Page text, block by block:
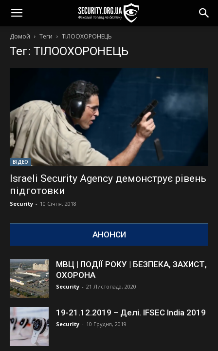
Домой Теги ТІЛООХОРОНЕЦЬ
Тег: ТІЛООХОРОНЕЦЬ
ВІДЕО
Israeli Security Agency демонструє рівень
підготовки
Security - 10 Січня, 2018
АНОНСИ
МВЦ | ПОДІЇ РОКУ | БЕЗПЕКА, ЗАХИСТ,
ОХОРОНА
Security - 21 Листопада, 2020
19-21.12.2019 – Делі. IFSEC India 2019
Security - 10 Грудня, 2019